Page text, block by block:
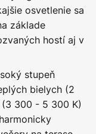
osvetlenie sa
základe
hostí aj v
stupeň
bielych (2
300 - 5 300 K)